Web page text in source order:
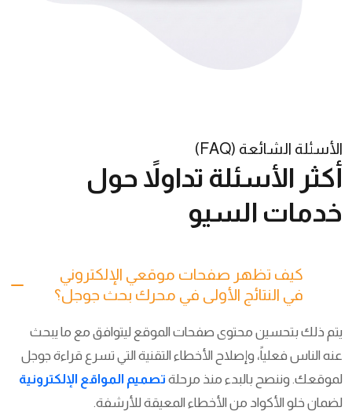
الأسئلة الشائعة (FAQ)
أكثر الأسئلة تداولاً حول
خدمات السيو
كيف تظهر صفحات موقعي الإلكتروني
في النتائج الأولى في محرك بحث جوجل؟
يتم ذلك بتحسين محتوى صفحات الموقع ليتوافق مع ما يبحث
عنه الناس فعلياً، وإصلاح الأخطاء التقنية التي تسرع قراءة جوجل
لموقعك. وننصح بالبدء منذ مرحلة تصميم المواقع الإلكترونية
لضمان خلو الأكواد من الأخطاء المعيقة للأرشفة.